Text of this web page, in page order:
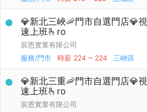
💎新北三峽🦐門市自選門店💎
速上班🫰ro
宸恩實業有限公司
服務/門市
時薪 224 ~ 224 三峽區
💎新北三重🦐門市自選門店💎
速上班🫰ro
宸恩實業有限公司